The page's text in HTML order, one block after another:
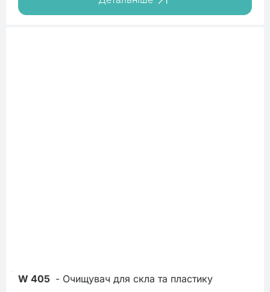
W 405 - Очищувач для скла та пластику